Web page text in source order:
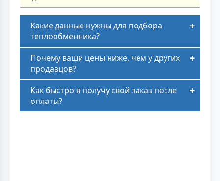
Какие данные нужны для подбора
теплообменника?
Почему ваши цены ниже, чем у других
продавцов?
Как быстро я получу свой заказ после
оплаты?